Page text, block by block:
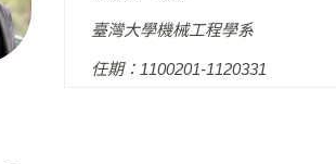
臺灣大學機械工程學系
任期：1100201-1120331